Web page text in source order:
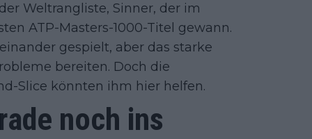
Weltrangliste, Sinner, der im
ATP-Masters-1000-Titel gewann.
gespielt, aber das starke
bereiten. Doch die
Slice könnten ihm hier helfen.
noch ins